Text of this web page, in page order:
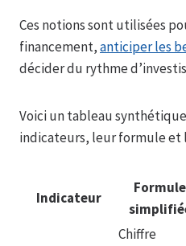
Ces notions sont utilisées
financement,anticiper les
décider du rythme
Voici un tableau
indicateurs, leur formule
Indicateur
Formule
Chiffre